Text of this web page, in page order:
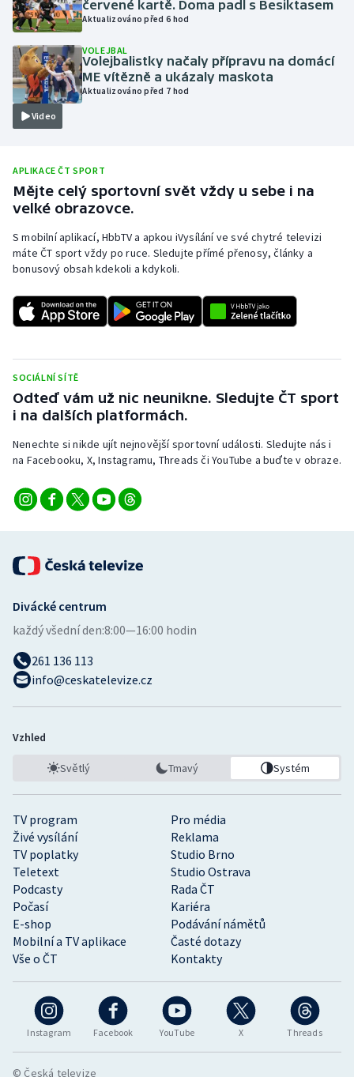
Parasport
Plavání
Ragby
Rychlobruslení
Rychlostní kanoistika
Short track
Stolní tenis
Triatlon
Veslování
Vodní slalom
Volejbal
Ostatní
červené kartě. Doma padl s Besiktasem
Aktualizováno před 6 hod
Video
VOLEJBAL
Volejbalistky načaly přípravu na domácí
ME vítězně a ukázaly maskota
Aktualizováno před 7 hod
APLIKACE ČT SPORT
Mějte celý sportovní svět vždy u sebe i na
velké obrazovce.
S mobilní aplikací, HbbTV a apkou iVysílání ve své chytré televizi
máte ČT sport vždy po ruce. Sledujte přímé přenosy, články a
bonusový obsah kdekoli a kdykoli.
SOCIÁLNÍ SÍTĚ
Odteď vám už nic neunikne. Sledujte ČT sport
i na dalších platformách.
Nenechte si nikde ujít nejnovější sportovní události. Sledujte nás i
na Facebooku, X, Instagramu, Threads či YouTube a buďte v obraze.
Instagram Facebook YouTube X Threads
TV program
Pro média
Živé vysílání
Reklama
TV poplatky
Studio Brno
Teletext
Studio Ostrava
Podcasty
Rada ČT
Počasí
Kariéra
E-shop
Podávání námětů
Mobilní a TV aplikace
Časté dotazy
Vše o ČT
Kontakty
Divácké centrum
každý všední den:8:00—16:00 hodin
261 136 113
info@ceskatelevize.cz
Vzhled
Světlý Tmavý Systém
© Česká televize